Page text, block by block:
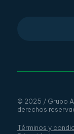
© 2025 / Grupo
derechos
Términos y